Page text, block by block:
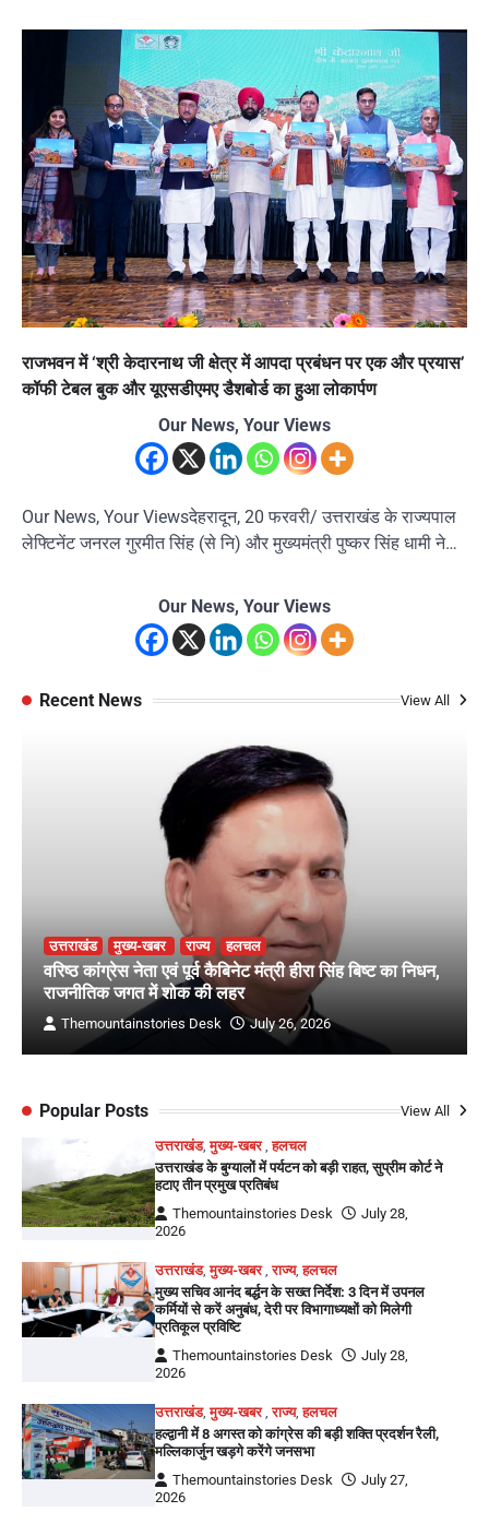
राजभवन में ‘श्री केदारनाथ जी क्षेत्र में आपदा प्रबंधन पर एक और प्रयास’
कॉफी टेबल बुक और यूएसडीएमए डैशबोर्ड का हुआ लोकार्पण
Our News, Your Views
Our News, Your Viewsदेहरादून, 20 फरवरी/ उत्तराखंड के राज्यपाल
लेफ्टिनेंट जनरल गुरमीत सिंह (से नि) और मुख्यमंत्री पुष्कर सिंह धामी ने…
Our News, Your Views
Recent News View All
उत्तराखंड मुख्य-खबर राज्य हलचल
वरिष्ठ कांग्रेस नेता एवं पूर्व कैबिनेट मंत्री हीरा सिंह बिष्ट का निधन,
राजनीतिक जगत में शोक की लहर
Themountainstories Desk July 26, 2026
Popular Posts View All
उत्तराखंड,मुख्य-खबर,हलचल
उत्तराखंड के बुग्यालों में पर्यटन को बड़ी राहत, सुप्रीम कोर्ट ने
हटाए तीन प्रमुख प्रतिबंध
Themountainstories Desk
July 28,
2026
उत्तराखंड,मुख्य-खबर,राज्य,हलचल
मुख्य सचिव आनंद बर्द्धन के सख्त निर्देश: 3 दिन में उपनल
कर्मियों से करें अनुबंध, देरी पर विभागाध्यक्षों को मिलेगी
प्रतिकूल प्रविष्टि
Themountainstories Desk
July 28,
2026
उत्तराखंड,मुख्य-खबर,राज्य,हलचल
हल्द्वानी में 8 अगस्त को कांग्रेस की बड़ी शक्ति प्रदर्शन रैली,
मल्लिकार्जुन खड़गे करेंगे जनसभा
Themountainstories Desk
July 27,
2026